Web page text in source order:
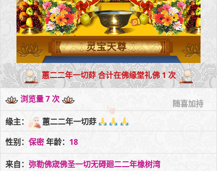
灵宝天尊
蕙二二年一切䒵 合计在佛缘堂礼佛 1 次
浏览量 7 次 随喜加持
缘主：
蕙二二年一切䒵
性别： 保密年龄： 18
来自： 弥勒佛宬佛圣一切无碍廻二二年橡树湾